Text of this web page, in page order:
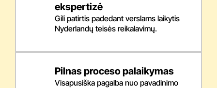
ekspertizė
Gili patirtis padedant verslams laikytis
Nyderlandų teisės reikalavimų.
Pilnas proceso palaikymas
Visapusiška pagalba nuo pavadinimo